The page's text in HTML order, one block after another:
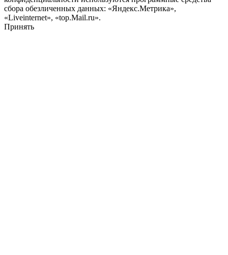
сбора обезличенных данных: «Яндекс.Метрика»,
«Liveinternet», «top.Mail.ru».
Принять